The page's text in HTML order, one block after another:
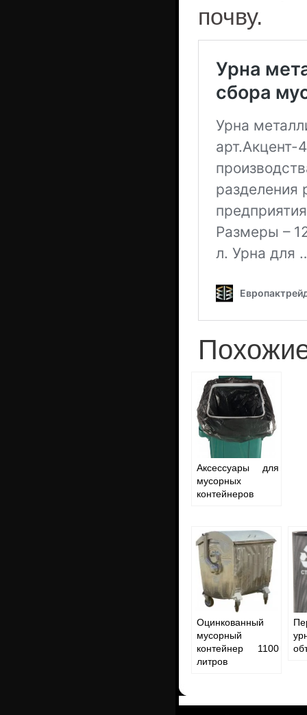
почву.
Аксессуары для
мусорных
контейнеров
Оцинкованный
мусорный
контейнер 1100
литров